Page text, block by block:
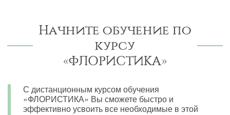
Начните обучение по
курсу
«ФЛОРИСТИКА»
С дистанционным курсом обучения
«ФЛОРИСТИКА» Вы сможете быстро и
эффективно усвоить все необходимые в этой